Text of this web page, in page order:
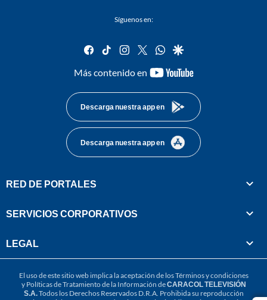
Síguenos en:
facebook
tiktok instagram
twitterwhatsapp
google
Más contenido en
youtube-
Descarga nuestra app en
Descarga nuestra app en
RED DE PORTALES
SERVICIOS CORPORATIVOS
LEGAL
El uso de este sitio web implica la aceptación de losTérminos y condiciones
y Políticas de Tratamiento de la Información deCARACOL TELEVISIÓN
S.A.Todos los Derechos Reservados D.R.A. Prohibida su reproducción